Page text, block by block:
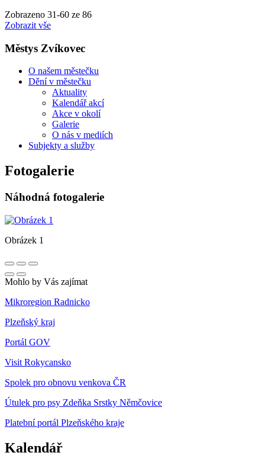
Zobrazeno 31-60 ze 86
Zobrazit vše
Městys Zvíkovec
O našem městečku
Dění v městečku
Aktuality
Kalendář akcí
Akce v okolí
Galerie
O nás v mediích
Subjekty a služby
Fotogalerie
Náhodná fotogalerie
Obrázek 1
Mohlo by Vás zajímat
Mikroregion Radnicko
Plzeňský kraj
Portál GOV
Visit Rokycansko
Spolek pro obnovu venkova ČR
Útulek pro psy Zdeňka Srstky Němčovice
Platební portál Plzeňského kraje
Kalendář